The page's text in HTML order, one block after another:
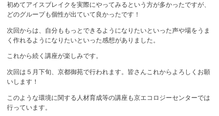
初めてアイスブレイクを実際にやってみるという方が多かったですが、
どのグループも個性が出ていて良かったです！
次回からは、自分ももっとできるようになりたいといった声や場をうま
く作れるようになりたいといった感想がありました。
これから続く講座が楽しみです。
次回は５月下旬、京都御苑で行われます。皆さんこれからよろしくお願
いします！
このような環境に関する人材育成等の講座も京エコロジーセンターでは
行っています。